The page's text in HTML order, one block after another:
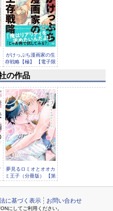
がけっぷち漫画家の生
存戦略【極】 【電子限
定かき...
の作品
夢見るロミオとオオカ
ミ王子（分冊版） 【第
1話】
に基づく表示 お問い合わせ
にしてご利用ください。